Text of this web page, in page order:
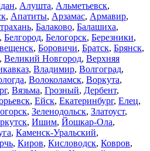
, Алушта, Альметьевск,
, Апатиты, Арзамас, Армавир,
, Балаково, Балашиха,
, Белгород, Белогорск, Березники,
, Боровичи, Братск, Брянск,
, Великий Новгород, Верхняя
, Владимир, Волгоград,
, Волоколамск, Воркута,
, Вязьма, Грозный, Дербент,
, Ейск, Екатеринбург, Елец,
, Зеленодольск, Златоуст,
, Ишим, Йошкар-Ола,
, Каменск-Уральский,
, Киров, Кисловодск, Ковров,